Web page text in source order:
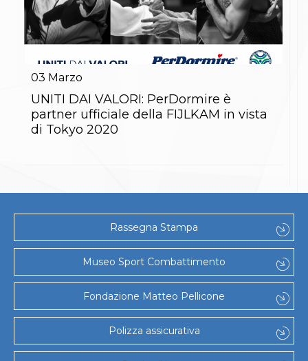
La disciplina
News
Attività Didattica
Gare e Risultati
Albi Federali
Lotta
La disciplina
News
Gare e Risultati
La disciplina
Gare e Risultati
Attività Didattica
Albi Federali
Arti marziali
Aikido
Ju Jitsu
Sumo
Capoeira
Grappling
BJJ
Pancrazio/Pankration
03 Marzo
UNITI DAI VALORI: PerDormire è
partner ufficiale della FIJLKAM in vista
di Tokyo 2020
Rassegna Stampa
Museo Sport Combattimento
Fondazione Matteo Pellicone
Polizza assicurativa